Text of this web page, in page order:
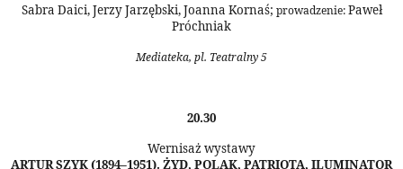
Sabra Daici, Jerzy Jarzębski, Joanna Kornaś; prowadzenie:Paweł
Próchniak
Mediateka, pl. Teatralny 5
20.30
Wernisaż wystawy
ARTUR SZYK (1894–1951). ŻYD, POLAK, PATRIOTA, ILUMINATOR